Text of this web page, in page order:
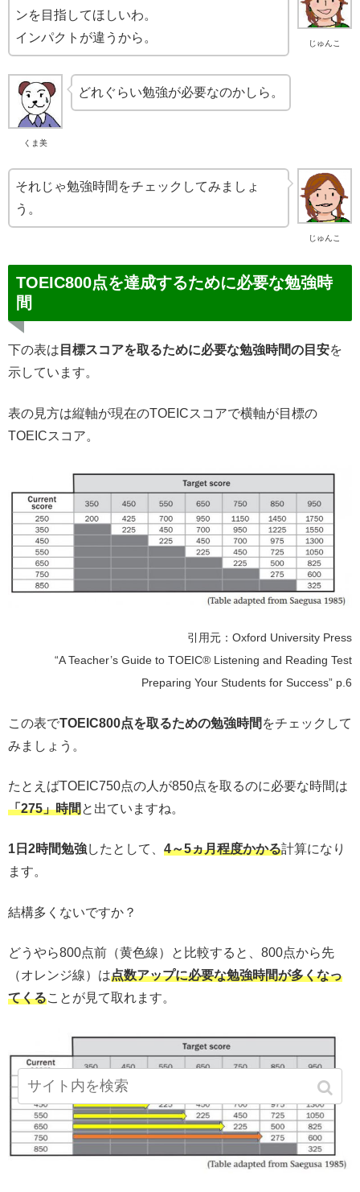
じゅんこ
ンを目指してほしいわ。
インパクトが違うから。
くま美
どれぐらい勉強が必要なのかしら。
じゅんこ
それじゃ勉強時間をチェックしてみましょ
う。
TOEIC800点を達成するために必要な勉強時
間
下の表は 目標スコアを取るために必要な勉強時間の目安を
示しています。
表の見方は縦軸が現在のTOEICスコアで横軸が目標の
TOEICスコア。
引用元：Oxford University Press
“A Teacher’s Guide to TOEIC® Listening and Reading Test
Preparing Your Students for Success” p.6
この表でTOEIC800点を取るための勉強時間 をチェックして
みましょう。
たとえばTOEIC750点の人が850点を取るのに必要な時間は
「275」時間と出ていますね。
1日2時間勉強したとして、 4～5ヵ月程度かかる計算になり
ます。
結構多くないですか？
どうやら800点前（黄色線）と比較すると、800点から先
（オレンジ線）は点数アップに必要な勉強時間が多くなっ
てくることが見て取れます。